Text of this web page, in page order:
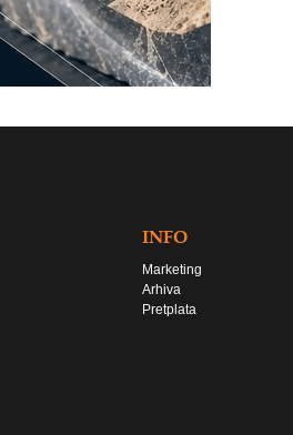
INFO
Marketing
Arhiva
Pretplata